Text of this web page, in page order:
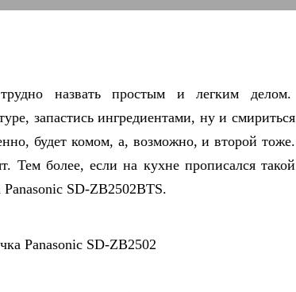
назвать простым и легким делом.
запастись ингредиентами, ну и смириться
будет комом, а, возможно, и второй тоже.
Тем более, если на кухне прописался такой
Panasonic SD-ZB2502BTS.